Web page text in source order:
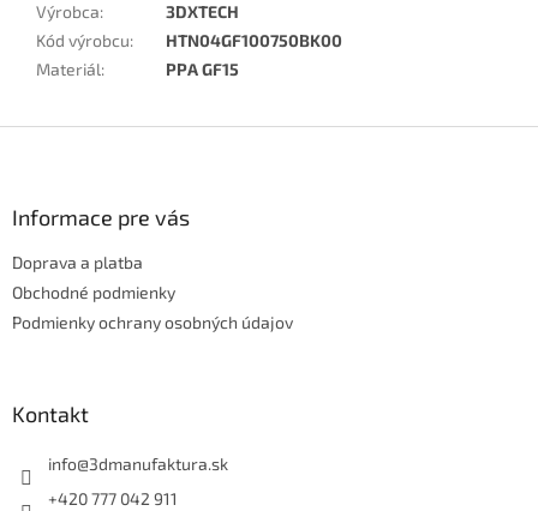
Výrobca:
3DXTECH
Kód výrobcu:
HTN04GF100750BK00
Materiál: PPA GF15
Informace pre vás
Doprava a platba
Obchodné podmienky
Podmienky ochrany osobných údajov
Kontakt
info@3dmanufaktura.sk
+420 777 042 911